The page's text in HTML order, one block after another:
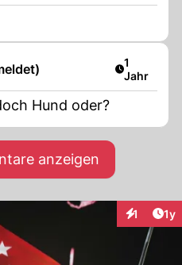
Artikel
1
Jahr
Hund oder?
anzeigen
1 1y